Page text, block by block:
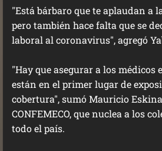
"Está bárbaro que te aplaudan a
pero también hace falta que se
laboral al coronavirus", agregó
"Hay que asegurar a los médicos
están en el primer lugar de
cobertura", sumó Mauricio
CONFEMECO, que nuclea a los
todo el país.